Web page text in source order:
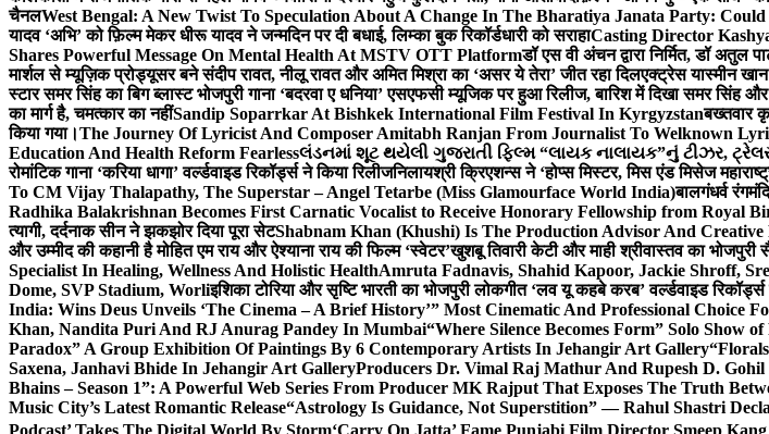
चैनलWest Bengal: A New Twist To Speculation About A Change In The Bharatiya Janata Party:
यादव ‘अभि’ को फ़िल्म मेकर धीरू यादव ने जन्मदिन पर दी बधाई, लिम्का बुक रिकॉर्डधारी को सराहाCasting Director
Shares Powerful Message On Mental Health At MSTV OTT Platformडॉ एस वी अंचन द्वारा निर्मित, डॉ अतुल
मार्शल से म्यूज़िक प्रोड्यूसर बने संदीप रावत, नीलू रावत और अमित मिश्रा का ‘असर ये तेरा’ जीत रहा दिलएक्ट्रेस यास्मीन
स्टार समर सिंह का बिग ब्लास्ट भोजपुरी गाना ‘बदरवा ए धनिया’ एसएफसी म्यूजिक पर हुआ रिलीज, बारिश में दिखा समर सिंह
का मार्ग है, चमत्कार का नहींSandip Soparrkar At Bishkek International Film Festival In Kyrgyzstanबख्तवार
किया गया।The Journey Of Lyricist And Composer Amitabh Ranjan From Journalist To Welknown
Education And Health Reform Fearlessલંડનમાં શૂટ થયેલી ગુજરાતી ફિલ્મ “લાયક નાલાયક”નું ટીઝર,
रोमांटिक गाना ‘करिया धागा’ वर्ल्डवाइड रिकॉर्ड्स ने किया रिलीजनिलायश्री क्रिएशन्स ने ‘होप्स मिस्टर, मिस एंड मिसेज
To CM Vijay Thalapathy, The Superstar – Angel Tetarbe (Miss Glamourface World India)बालगंधर्व
Radhika Balakrishnan Becomes First Carnatic Vocalist to Receive Honorary Fellowship from Royal
त्यागी, दर्दनाक सीन ने झकझोर दिया पूरा सेटShabnam Khan (Khushi) Is The Production Advisor And
और उम्मीद की कहानी है मोहित एम राय और ऐश्याना राय की फिल्म ‘स्वेटर’खुशबू तिवारी केटी और माही श्रीवास्तव का भोजपुरी
Specialist In Healing, Wellness And Holistic HealthAmruta Fadnavis, Shahid Kapoor, Jackie Shroff,
Dome, SVP Stadium, Worliइशिका टोरिया और सृष्टि भारती का भोजपुरी लोकगीत ‘लव यू कहबे करब’ वर्ल्डवाइड
India: Wins Deus Unveils ‘The Cinema – A Brief History’” Most Cinematic And Professional Choice
Khan, Nandita Puri And RJ Anurag Pandey In Mumbai“Where Silence Becomes Form” Solo Show
Paradox” A Group Exhibition Of Paintings By 6 Contemporary Artists In Jehangir Art Gallery
Saxena, Janhavi Bhide In Jehangir Art GalleryProducers Dr. Vimal Raj Mathur And Rupesh D.
Bhains – Season 1”: A Powerful Web Series From Producer MK Rajput That Exposes The Truth
Music City’s Latest Romantic Release“Astrology Is Guidance, Not Superstition” — Rahul Shastri